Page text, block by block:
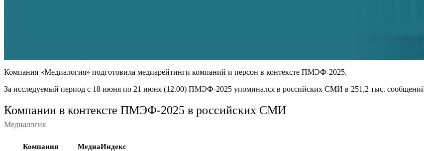
Компания «Медиалогия» подготовила медиарейтинги компаний и персон в контексте ПМЭФ-2025.
За исследуемый период с 18 июня по 21 июня (12.00) ПМЭФ-2025 упоминался в российских СМИ в 251,2 тыс.
Компании в контексте ПМЭФ-2025 в российских СМИ
Медиалогия
Компания МедиаИндекс